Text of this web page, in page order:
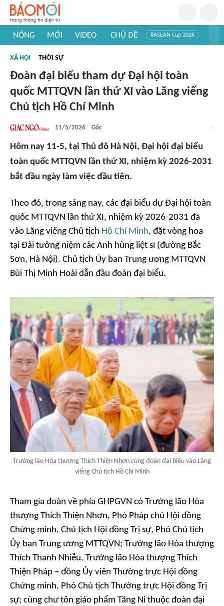
NÓNG MỚI VIDEO CHỦ ĐỀ #ASEAN Cup 2026
#Khám phá thế giới
XÃ HỘI THỜI SỰ
Đoàn đại biểu tham dự Đại hội toàn
quốc MTTQVN lần thứ XI vào Lăng viếng
Chủ tịch Hồ Chí Minh
11/5/2026 Gốc
Hôm nay 11-5, tại Thủ đô Hà Nội, Đại hội đại biểu
toàn quốc MTTQVN lần thứ XI, nhiệm kỳ 2026-2031
bắt đầu ngày làm việc đầu tiên.
Theo đó, trong sáng nay, các đại biểu dự Đại hội toàn
quốc MTTQVN lần thứ XI, nhiệm kỳ 2026-2031 đã
vào Lăng viếng Chủ tịch Hồ Chí Minh, đặt vòng hoa
tại Đài tưởng niệm các Anh hùng liệt sĩ (đường Bắc
Sơn, Hà Nội). Chủ tịch Ủy ban Trung ương MTTQVN
Bùi Thị Minh Hoài dẫn đầu đoàn đại biểu.
Trưởng lão Hòa thượng Thích Thiện Nhơn cùng đoàn đại biểu vào Lăng
viếng Chủ tịch Hồ Chí Minh
Tham gia đoàn về phía GHPGVN có Trưởng lão Hòa
thượng Thích Thiện Nhơn, Phó Pháp chủ Hội đồng
Chứng minh, Chủ tịch Hội đồng Trị sự, Phó Chủ tịch
Ủy ban Trung ương MTTQVN; Trưởng lão Hòa thượng
Thích Thanh Nhiễu, Trưởng lão Hòa thượng Thích
Thiện Pháp – đồng Ủy viên Thường trực Hội đồng
Chứng minh, Phó Chủ tịch Thường trực Hội đồng Trị
sự; cùng chư tôn giáo phẩm Tăng Ni thuộc đoàn đại